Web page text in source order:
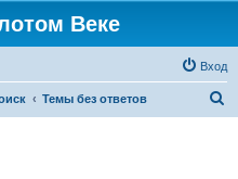
Веке
Вход
Темы без ответов